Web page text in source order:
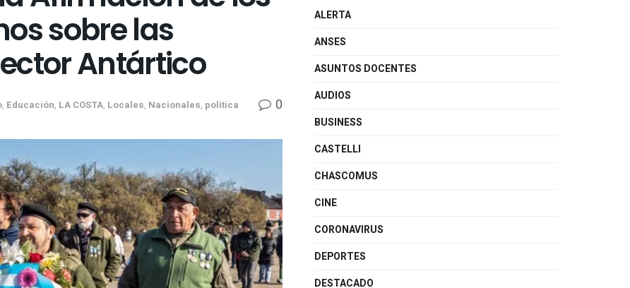
sobre las
Antártico
, Educación, LA COSTA, Locales, Nacionales, politica 0
ALERTA
ANSES
ASUNTOS DOCENTES
AUDIOS
BUSINESS
CASTELLI
CHASCOMUS
CINE
CORONAVIRUS
DEPORTES
DESTACADO